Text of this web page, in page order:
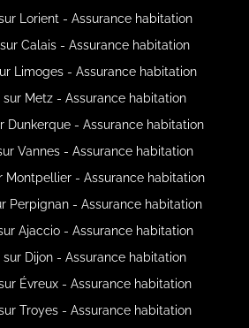
Lorient - Assurance habitation
Calais - Assurance habitation
Limoges - Assurance habitation
sur Metz - Assurance habitation
Dunkerque - Assurance habitation
Vannes - Assurance habitation
Montpellier - Assurance habitation
Perpignan - Assurance habitation
Ajaccio - Assurance habitation
sur Dijon - Assurance habitation
Évreux - Assurance habitation
Troyes - Assurance habitation